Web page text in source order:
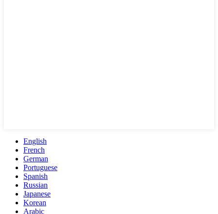
English
French
German
Portuguese
Spanish
Russian
Japanese
Korean
Arabic